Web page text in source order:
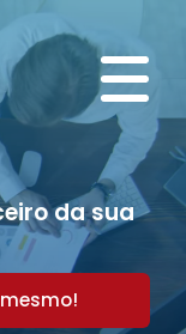
da sua